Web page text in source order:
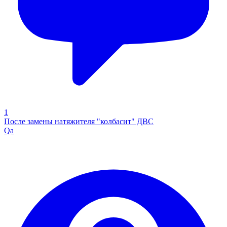
1
После замены натяжителя "колбасит" ДВС
Qa